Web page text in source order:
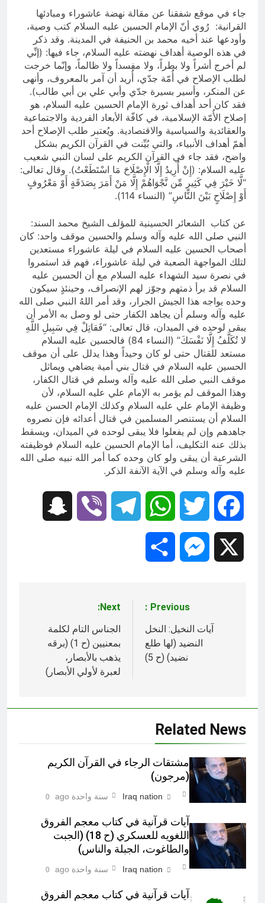
جاء في موقع شفقنا عن مقالة نهضة عاشوراء ومبادئها
القرانية: رُوي أنّ الإمام الحسين عليه السلام كتب وصية،
وأودعها عند أخيه محمد بن الحنيفة في‌ المدينة. وقد ذكر
في هذه الوصية أهداف نهضته عليه السلام، جاء فيها: (إنِّي
لم أخرج أشراً ولا بطراً، ولا مفسداً ولا ظالماً، وإنّما خرجت
لطلب الإصلاح في أُمّة جدّي، أُريد أن آمر بالمعروف، وأنهى
عن المنكر، وأسير بسيرة جدّي وأبي علي بن أبي طالب).
فقد كان أحد أهداف ثورة الإمام الحسين عليه السلام، هو
إصلاح الأُمّة الإسلامية، في كافّة الأبعاد الفردية والاجتماعية
والعقائدية والسياسية والاقتصادية. ويُعتبر طلب الإصلاح أحد
أهمّ أهداف الأنبياء، والتي بُيِّنت في القرآن الكريم بشكل
واضح، فقد جاء في القرآن الكريم على لسان النبي شعيب
عليه السلام: (إِنْ أُرِيدُ إِلَّا الْإِصْلَاحَ مَا اسْتَطَعْتُ). وقال تعالى:
“لَّا خَيْرَ فِي كَثِيرٍ مِّن نَّجْوَاهُمْ إِلَّا مَنْ أَمَرَ بِصَدَقَةٍ أَوْ مَعْرُوفٍ
أَوْ إِصْلَاحٍ بَيْنَ النَّاسِ” (النساء 114).
عن كتاب الشعائر الحسينية للمؤلف الشيخ محمد السند:
النبي صلى الله عليه وآله وسلم والحسين موقف واحد: كان
أصحاب الحسين عليه السلام في ليلة عاشوراء مستعدين
لتلك المواجهة الصعبة في ليلة عاشوراء، فهم قد استمروا
في نصرة سيد الشهداء عليه السلام مع أن الحسين عليه
السلام قد برأ ذمتهم وجوّز لهم الإنصراف، وحينئذٍ سيكون
وحده يواجه هذا الجيش الجرار، وقد أمر اللهُ النبي صلى الله
عليه وآله وسلم أن يجاهد الكفار حتى لو وصل به الأمر أن
يبقى لوحده في الميدان، قال تعالى: “فَقاتِلْ فِي سَبِيلِ اللَّهِ
لا تُكَلَّفُ إِلَّا نَفْسَكَ” (النساء 84) فالحسين عليه السلام
مستعد للقتال حتى لو كان وحيداً وهذا يدلل على أن موقف
الحسين عليه السلام في قتال بني أمية يضاهي ويماثل
موقف النبي صلى الله عليه وآله وسلم في قتال الكفار،
وهذا الموقف لم يؤمر به الإمام علي عليه السلام، لأن
وظيفة الإمام علي عليه السلام وكذلك الإمام الحسن عليه
السلام أن يستنصر المسلمين في قتال أعدائه فإن نصروه
جاهدهم وإن لم يفعلوا فلا يبقى لوحده في الميدان، ويسقط
بذلك عنه التكليف، أما الإمام الحسين عليه السلام فوظيفته
الشرعية أن يبقى ولو كان وحده كما أمر الله نبيه صلى الله
عليه وآله وسلم في الآية الآنفة الذكر.
Facebook
Twitter
WhatsApp
Telegram
Viber
Messenger
المقالات
Previous:
آيات النخيل: النخل
النضيد (لها طلع
نضيد) (ح 5)
Next:
الجناس التام لكلمة
بمعنيين (ح 1) (برقه
يذهب بالأبصار،
لعبرة لأولي الأبصار)‎
Related News
مشتقات الرجاء في القرآن الكريم
(مرجون)‎
Iraq nation سنة واحدة ago 0
آيات قرآنية في کتاب معجم الفروق
اللغويه للعسكري (ح 18) (الجبت
والطاغوت، الجبلة والناس)‎
Iraq nation سنة واحدة ago 0
آيات قرآنية في کتاب معجم الفروق